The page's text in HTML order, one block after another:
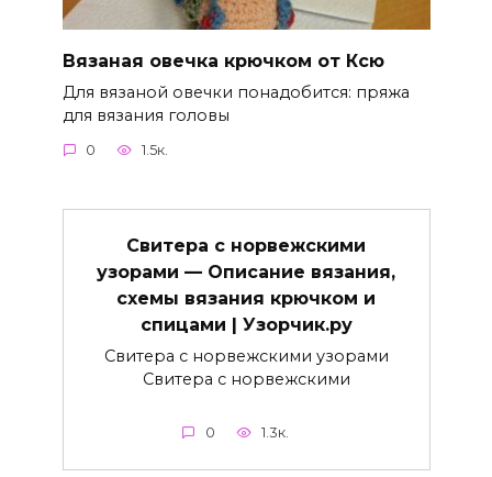
Вязаная овечка крючком от Ксю
Для вязаной овечки понадобится: пряжа
для вязания головы
0 1.5к.
Свитера с норвежскими
узорами — Описание вязания,
схемы вязания крючком и
спицами | Узорчик.ру
Свитера с норвежскими узорами
Свитера с норвежскими
0 1.3к.